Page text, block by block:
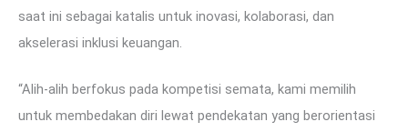
saat ini sebagai katalis untuk inovasi, kolaborasi, dan
akselerasi inklusi keuangan.
“Alih-alih berfokus pada kompetisi semata, kami memilih
untuk membedakan diri lewat pendekatan yang berorientasi